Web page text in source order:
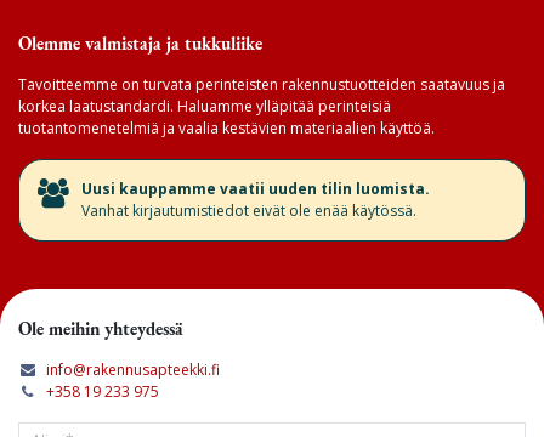
Olemme valmistaja ja tukkuliike
Tavoitteemme on turvata perinteisten rakennustuotteiden saatavuus ja
korkea laatustandardi. Haluamme ylläpitää perinteisiä
tuotantomenetelmiä ja vaalia kestävien materiaalien käyttöä.
​Uusi kauppamme vaatii uuden tilin luomista.
Vanhat kirjautumistiedot eivät ole enää käytössä.
Ole meihin yhteydessä
info@rakennusapteekki.fi
+358 19 233 975